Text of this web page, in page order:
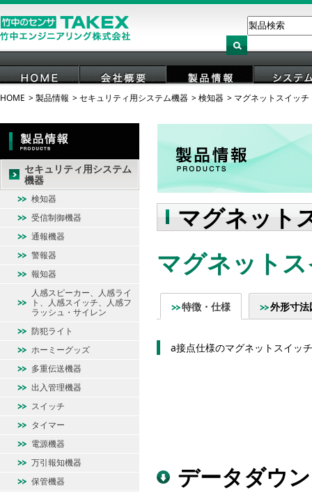
HOME 会社概要 製品情報 システ
HOME 製品情報 セキュリティ用システム機器 検知器 マグネットスイッチ
マグネット
マグネット
特徴・仕様 外形寸法
a接点仕様のマグネットスイッ
データダウ
セキュリティ用システム
機器
検知器
受信制御機器
通報機器
警報器
報知器
人感スピーカー、人感ライ
ト、人感スイッチ、人感フ
ラッシュ・サイレン
防犯ライト
ホーミーグッズ
多重伝送機器
出入管理機器
スイッチ
タイマー
電源機器
万引報知機器
保管機器